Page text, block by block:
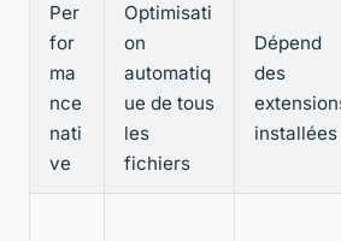
Per
for
ma
nce
nati
ve
Optimisati
on
automatiq
ue de tous
les
fichiers
Dépend
des
installées